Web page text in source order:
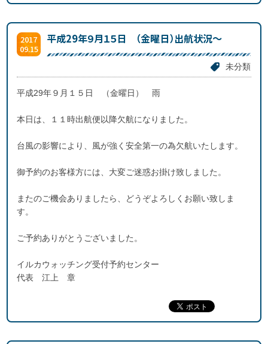
2017
09.15
平成29年９月１５日 （金曜日）出航状況～
未分類
平成29年９月１５日 （金曜日） 雨
本日は、１１時出航便以降欠航になりました。
台風の影響により、風が強く安全第一の為欠航いたします。
御予約のお客様方には、大変ご迷惑お掛け致しました。
またのご機会ありましたら、どうぞよろしくお願い致しま
す。
ご予約ありがとうございました。
イルカウォッチング受付予約センター
代表 江上 章